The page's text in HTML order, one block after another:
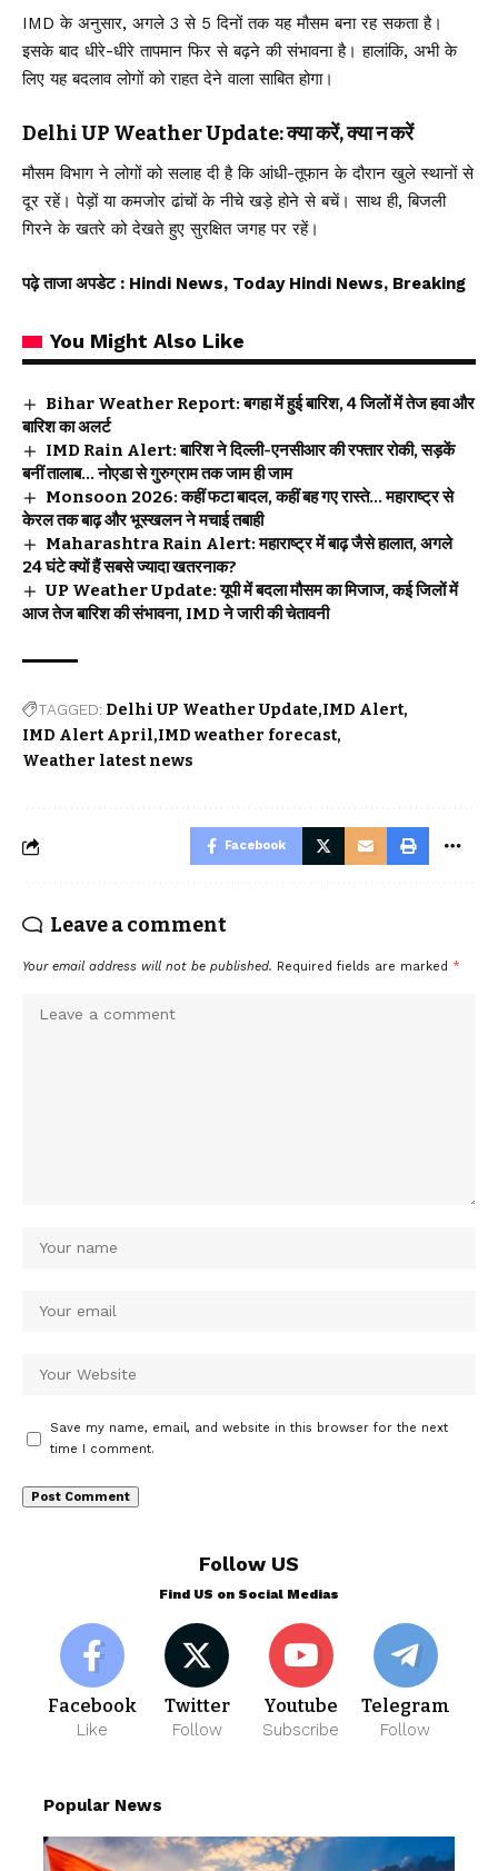
IMD के अनुसार, अगले 3 से 5 दिनों तक यह मौसम बना रह सकता है।
इसके बाद धीरे-धीरे तापमान फिर से बढ़ने की संभावना है। हालांकि, अभी के
लिए यह बदलाव लोगों को राहत देने वाला साबित होगा।
Delhi UP Weather Update: क्या करें, क्या न करें
मौसम विभाग ने लोगों को सलाह दी है कि आंधी-तूफान के दौरान खुले स्थानों से
दूर रहें। पेड़ों या कमजोर ढांचों के नीचे खड़े होने से बचें। साथ ही, बिजली
गिरने के खतरे को देखते हुए सुरक्षित जगह पर रहें।
पढ़े ताजा अपडेट : Hindi News, Today Hindi News, Breaking
You Might Also Like
Bihar Weather Report: बगहा में हुई बारिश, 4 जिलों में तेज हवा और
बारिश का अलर्ट
IMD Rain Alert: बारिश ने दिल्ली-एनसीआर की रफ्तार रोकी, सड़कें
बनीं तालाब… नोएडा से गुरुग्राम तक जाम ही जाम
Monsoon 2026: कहीं फटा बादल, कहीं बह गए रास्ते… महाराष्ट्र से
केरल तक बाढ़ और भूस्खलन ने मचाई तबाही
Maharashtra Rain Alert: महाराष्ट्र में बाढ़ जैसे हालात, अगले
24 घंटे क्यों हैं सबसे ज्यादा खतरनाक?
UP Weather Update: यूपी में बदला मौसम का मिजाज, कई जिलों में
आज तेज बारिश की संभावना, IMD ने जारी की चेतावनी
TAGGED: Delhi UP Weather Update IMD Alert
IMD Alert April IMD weather forecast
Weather latest news
Facebook
Leave a comment
Your email address will not be published. Required fields are marked *
Save my name, email, and website in this browser for the next
time I comment.
Follow US
Find US on Social Medias
Facebook
Like
Twitter
Follow
Youtube
Subscribe
Telegram
Follow
Popular News